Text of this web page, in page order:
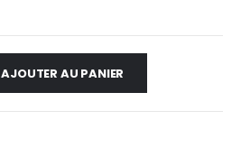
AJOUTER AU PANIER